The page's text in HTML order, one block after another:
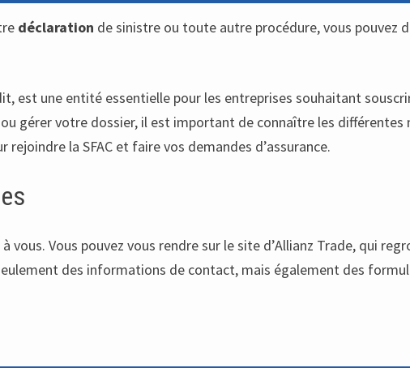
déclaration de sinistre ou toute autre procédure, vous pouvez
est une entité essentielle pour les entreprises souhaitant
gérer votre dossier, il est important de connaître les
la SFAC et faire vos demandes d’assurance.
vous. Vous pouvez vous rendre sur le site d’Allianz Trade, qui
des informations de contact, mais également des